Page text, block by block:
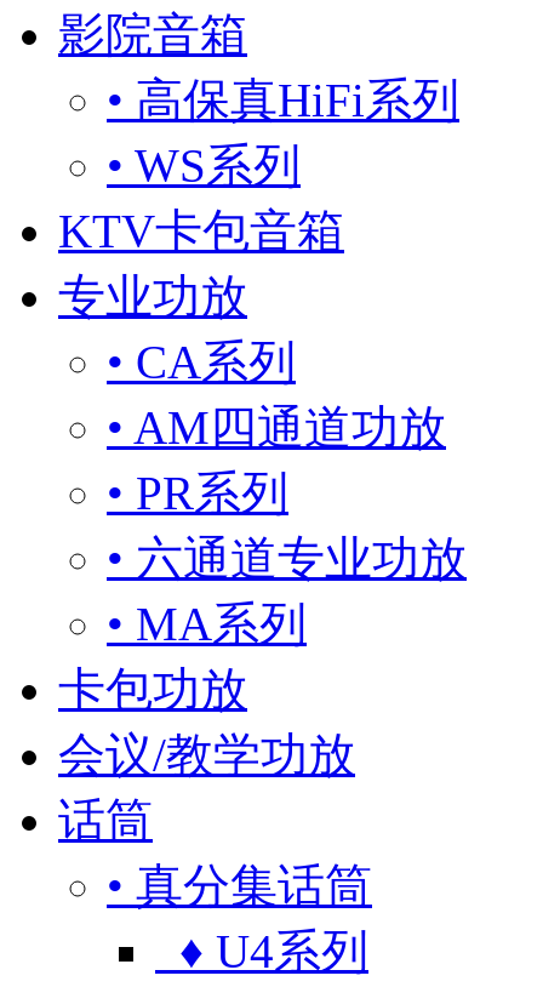
影院音箱
• 高保真HiFi系列
• WS系列
KTV卡包音箱
专业功放
• CA系列
• AM四通道功放
• PR系列
• 六通道专业功放
• MA系列
卡包功放
会议/教学功放
话筒
• 真分集话筒
♦ U4系列